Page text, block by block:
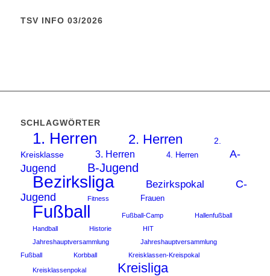
TSV INFO 03/2026
SCHLAGWÖRTER
1. Herren 2. Herren
2.
Kreisklasse
3. Herren 4. Herren
A-
Jugend
B-Jugend
Bezirksliga Bezirkspokal
C-
Jugend
Fitness Frauen
Fußball Fußball-Camp
Hallenfußball
Handball
Historie
HIT
Jahreshauptversammlung
Jahreshauptversammlung
Fußball
Korbball Kreisklassen-Kreispokal
Kreisklassenpokal Kreisliga